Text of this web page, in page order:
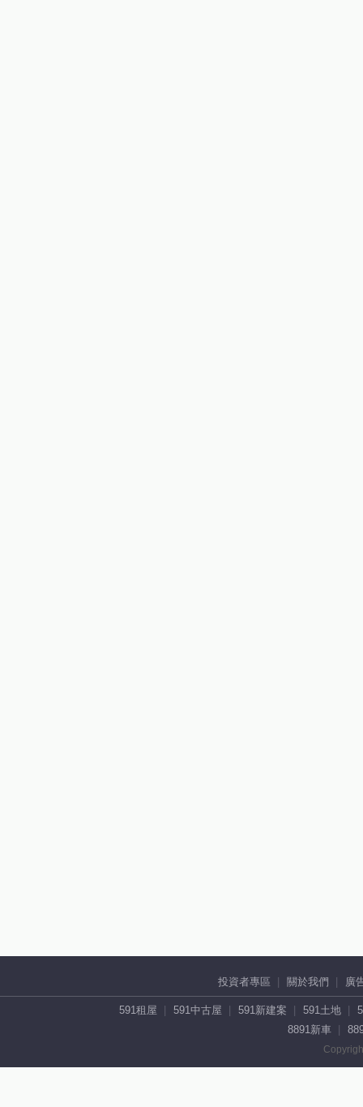
投資者專區 關於我們 廣
591租屋 591中古屋 591新建案 591土地
8891新車